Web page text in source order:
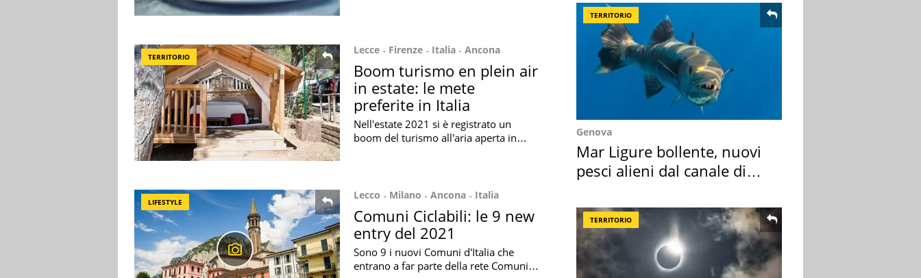
TERRITORIO
Lecce Firenze Italia Ancona
Boom turismo en plein air
in estate: le mete
preferite in Italia
Nell'estate 2021 si è registrato un
boom del turismo all'aria aperta in
LIFESTYLE
Lecco Milano Ancona Italia
Comuni Ciclabili: le 9 new
entry del 2021
Sono 9 i nuovi Comuni d'Italia che
entrano a far parte della rete Comuni
TERRITORIO
Genova
Mar Ligure bollente, nuovi
pesci alieni dal canale di
TERRITORIO